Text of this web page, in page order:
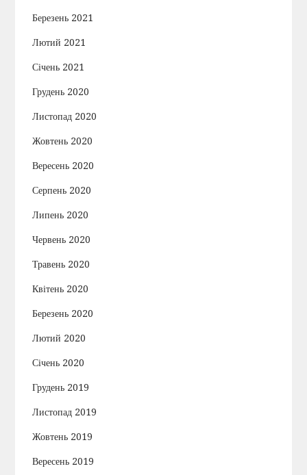
Березень 2021
Лютий 2021
Січень 2021
Грудень 2020
Листопад 2020
Жовтень 2020
Вересень 2020
Серпень 2020
Липень 2020
Червень 2020
Травень 2020
Квітень 2020
Березень 2020
Лютий 2020
Січень 2020
Грудень 2019
Листопад 2019
Жовтень 2019
Вересень 2019